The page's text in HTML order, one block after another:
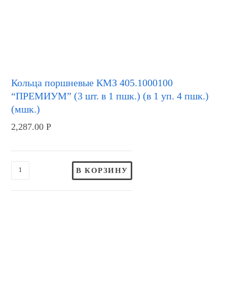
Кольца поршневые КМЗ 405.1000100
“ПРЕМИУМ” (3 шт. в 1 пшк.) (в 1 уп. 4 пшк.)
(мшк.)
2,287.00Р
В КОРЗИНУ